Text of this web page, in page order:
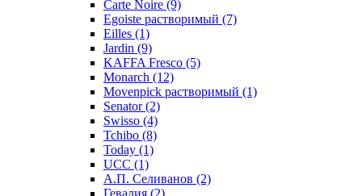
Carte Noire (9)
Egoiste растворимый (7)
Eilles (1)
Jardin (9)
KAFFA Fresco (5)
Monarch (12)
Movenpick растворимый (1)
Senator(2)
Swisso (4)
Tchibo (8)
Today (1)
UCC (1)
А.П. Селиванов (2)
Гевалия (2)